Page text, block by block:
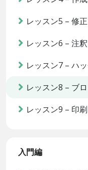
レッスン5 – 修正
レッスン6 – 注釈
レッスン7 – ハ
レッスン8 – ブ
レッスン9 – 印刷
入門編